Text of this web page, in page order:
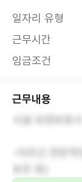
일자리 유형
근무시간
임금조건
근무내용